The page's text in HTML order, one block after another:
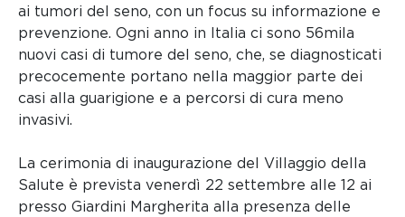
ai tumori del seno, con un focus su informazione e
prevenzione. Ogni anno in Italia ci sono 56mila
nuovi casi di tumore del seno, che, se diagnosticati
precocemente portano nella maggior parte dei
casi alla guarigione e a percorsi di cura meno
invasivi.
La cerimonia di inaugurazione del Villaggio della
Salute è prevista venerdì 22 settembre alle 12 ai
presso Giardini Margherita alla presenza delle